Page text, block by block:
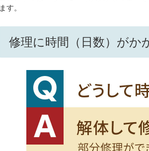
ます。
修理に時間（日数）がか